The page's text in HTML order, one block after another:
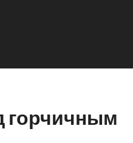
горчичным